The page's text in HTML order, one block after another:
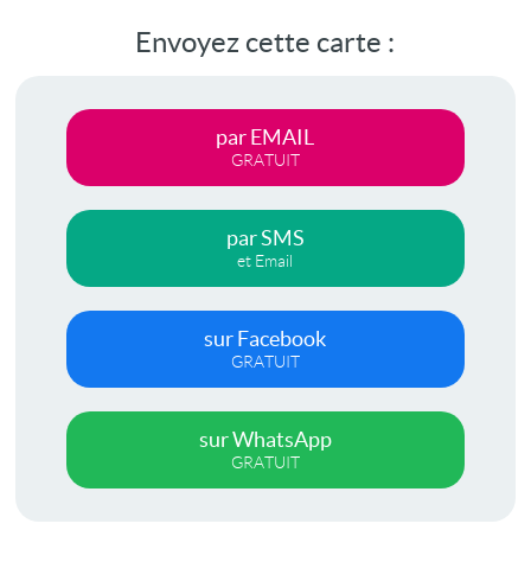
vidéo
Envoyez cette carte :
par EMAIL
GRATUIT
par SMS
et Email
sur Facebook
GRATUIT
sur WhatsApp
GRATUIT